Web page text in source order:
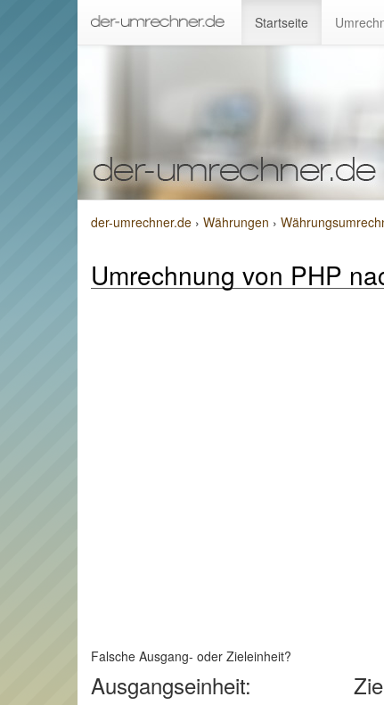
Startseite
der-umrechner.de › Währungen ›
Umrechnung von PHP
Falsche Ausgang- oder Zieleinheit?
Ausgangseinheit: